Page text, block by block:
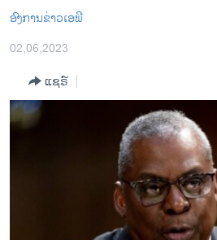
ຫາ
ຊອກ
ຄົ້ນ
ຂ່າວ​ຈີນ
ໂລກ
ເອເຊຍ
ອິດສະຫຼະພາບດ້ານການຂ່າວ
ວິທະຍາສາດ-ເທັກໂນໂລຈີ
ອົງການຂ່າວເອພີ
02,06,2023
ແຊຣ໌